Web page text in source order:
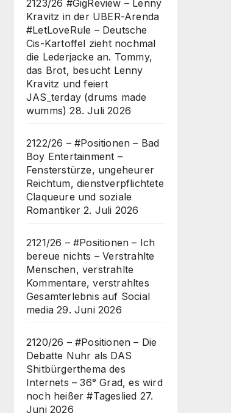
2123/26 #GigReview – Lenny
Kravitz in der UBER-Arenda
#LetLoveRule – Deutsche
Cis-Kartoffel zieht nochmal
die Lederjacke an. Tommy,
das Brot, besucht Lenny
Kravitz und feiert
JAS_terday (drums made
wumms) 28. Juli 2026
2122/26 – #Positionen – Bad
Boy Entertainment –
Fensterstürze, ungeheurer
Reichtum, dienstverpflichtete
Claqueure und soziale
Romantiker 2. Juli 2026
2121/26 – #Positionen – Ich
bereue nichts – Verstrahlte
Menschen, verstrahlte
Kommentare, verstrahltes
Gesamterlebnis auf Social
media 29. Juni 2026
2120/26 – #Positionen – Die
Debatte Nuhr als DAS
Shitbürgerthema des
Internets – 36° Grad, es wird
noch heißer #Tageslied 27.
Juni 2026